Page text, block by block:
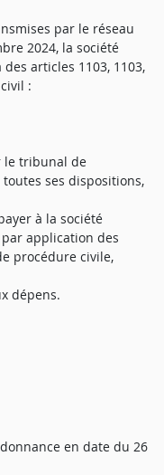
par le réseau
2024, la société
articles 1103, 1103,
:
le tribunal de
ses dispositions,
à la société
application des
procédure civile,
dépens.
en date du 26